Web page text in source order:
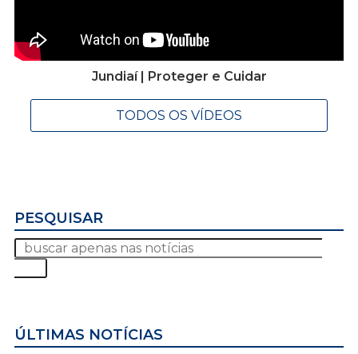
Jundiaí | Proteger e Cuidar
TODOS OS VÍDEOS
PESQUISAR
ÚLTIMAS NOTÍCIAS